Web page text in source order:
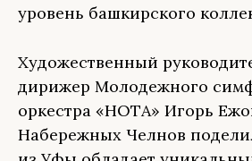
уровень башкирского
Художественный
дирижер Молодежного
оркестра «НОТА» Игорь
Набережных Челнов